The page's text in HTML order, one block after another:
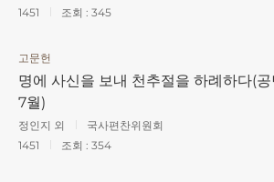
1451
조회 : 345
고문헌
명에 사신을 보내 천추절을 하례하다(공
7월)
정인지 외
국사편찬위원회
1451
조회 : 354